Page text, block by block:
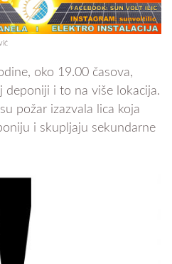
oko 19.00 časova,
deponiji i to na više lokacija.
požar izazvala lica koja
i skupljaju sekundarne